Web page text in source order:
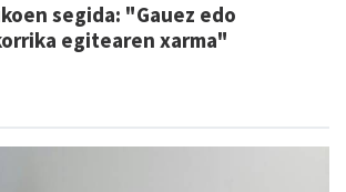
segida: "Gauez edo
egitearen xarma"